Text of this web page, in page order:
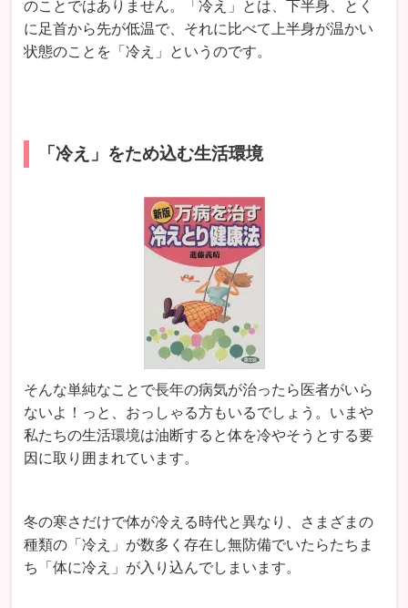
のことではありません。「冷え」とは、下半身、とく
に足首から先が低温で、それに比べて上半身が温かい
状態のことを「冷え」というのです。
「冷え」をため込む生活環境
そんな単純なことで長年の病気が治ったら医者がいら
ないよ！っと、おっしゃる方もいるでしょう。いまや
私たちの生活環境は油断すると体を冷やそうとする要
因に取り囲まれています。
冬の寒さだけで体が冷える時代と異なり、さまざまの
種類の「冷え」が数多く存在し無防備でいたらたちま
ち「体に冷え」が入り込んでしまいます。